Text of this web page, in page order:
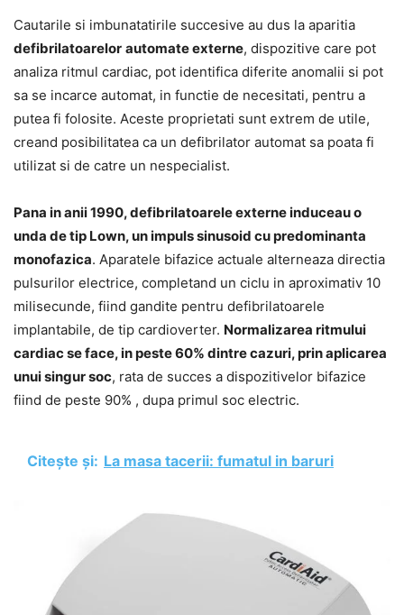
Cautarile si imbunatatirile succesive au dus la aparitia
defibrilatoarelor automate externe, dispozitive care pot
analiza ritmul cardiac, pot identifica diferite anomalii si pot
sa se incarce automat, in functie de necesitati, pentru a
putea fi folosite. Aceste proprietati sunt extrem de utile,
creand posibilitatea ca un defibrilator automat sa poata fi
utilizat si de catre un nespecialist.
Pana in anii 1990, defibrilatoarele externe induceau o
unda de tip Lown, un impuls sinusoid cu predominanta
monofazica. Aparatele bifazice actuale alterneaza directia
pulsurilor electrice, completand un ciclu in aproximativ 10
milisecunde, fiind gandite pentru defibrilatoarele
implantabile, de tip cardioverter. Normalizarea ritmului
cardiac se face, in peste 60% dintre cazuri, prin aplicarea
unui singur soc, rata de succes a dispozitivelor bifazice
fiind de peste 90% , dupa primul soc electric.
Citește și: La masa tacerii: fumatul in baruri